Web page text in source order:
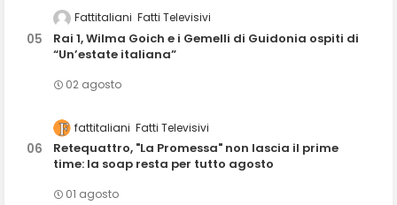
Fattitaliani Fatti Televisivi
Rai 1, Wilma Goich e i Gemelli di Guidonia ospiti di
“Un’estate italiana”
02 agosto
fattitaliani Fatti Televisivi
Retequattro, "La Promessa" non lascia il prime
time: la soap resta per tutto agosto
01 agosto